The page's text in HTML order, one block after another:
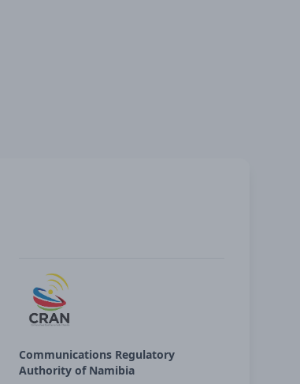
Communications Regulatory
Authority of Namibia